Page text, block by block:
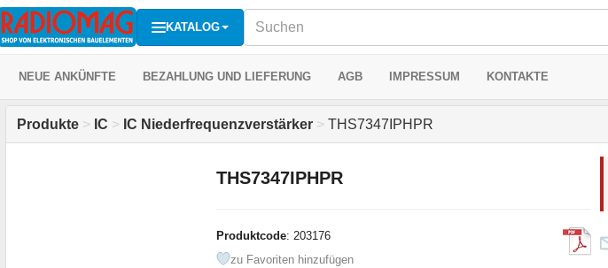
KATALOG
NEUE ANKÜNFTE BEZAHLUNG UND LIEFERUNG AGB IMPRESSUM KONTAKTE
Produkte > IC > IC Niederfrequenzverstärker > THS7347IPHPR
THS7347IPHPR
Produktcode: 203176
zu Favoriten hinzufügen